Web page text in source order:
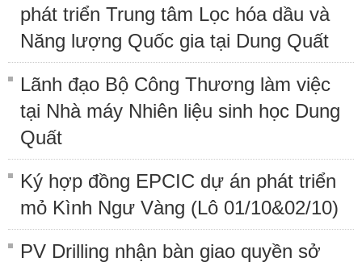
phát triển Trung tâm Lọc hóa dầu và
Năng lượng Quốc gia tại Dung Quất
Lãnh đạo Bộ Công Thương làm việc
tại Nhà máy Nhiên liệu sinh học Dung
Quất
Ký hợp đồng EPCIC dự án phát triển
mỏ Kình Ngư Vàng (Lô 01/10&02/10)
PV Drilling nhận bàn giao quyền sở